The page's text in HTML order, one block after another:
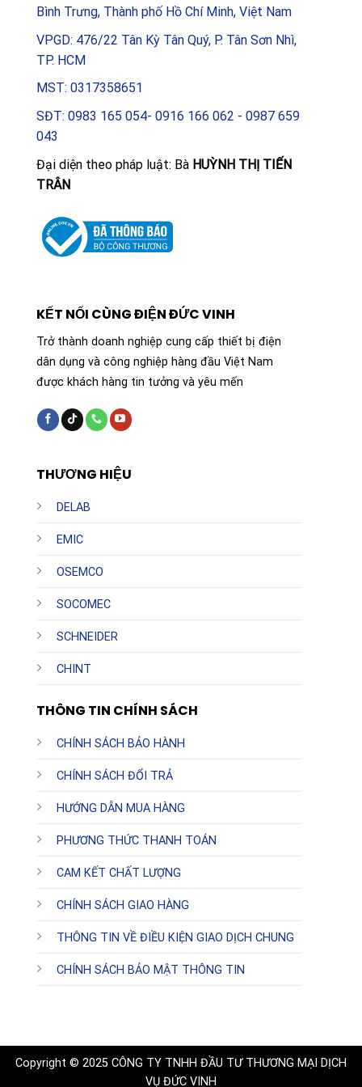
Bình Trưng, Thành phố Hồ Chí Minh, Việt Nam
VPGD: 476/22 Tân Kỳ Tân Quý, P. Tân Sơn Nhì,
TP. HCM
MST: 0317358651
SĐT: 0983 165 054- 0916 166 062 - 0987 659
043
Đại diện theo pháp luật: Bà HUỲNH THỊ TIẾN
TRÂN
THƯƠNG HIỆU
DELAB
EMIC
OSEMCO
SOCOMEC
SCHNEIDER
CHINT
THÔNG TIN CHÍNH SÁCH
CHÍNH SÁCH BẢO HÀNH
CHÍNH SÁCH ĐỔI TRẢ
HƯỚNG DẪN MUA HÀNG
PHƯƠNG THỨC THANH TOÁN
CAM KẾT CHẤT LƯỢNG
CHÍNH SÁCH GIAO HÀNG
THÔNG TIN VỀ ĐIỀU KIỆN GIAO DỊCH CHUNG
CHÍNH SÁCH BẢO MẬT THÔNG TIN
KẾT NỐI CÙNG ĐIỆN ĐỨC VINH
Trở thành doanh nghiệp cung cấp thiết bị điện
dân dụng và công nghiệp hàng đầu Việt Nam
được khách hàng tin tưởng và yêu mến
Copyright © 2025 CÔNG TY TNHH ĐẦU TƯ THƯƠNG MẠI DỊCH
VỤ ĐỨC VINH